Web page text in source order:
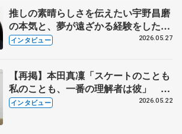
推しの素晴らしさを伝えたい宇野昌磨
の本気と、夢が遠ざかる経験をした本
田真凜の覚悟
インタビュー 2026.05.27
【再掲】本田真凜「スケートのことも
私のことも、一番の理解者は彼」 引
退時の単独インタビューで語った競技
インタビュー 2026.05.22